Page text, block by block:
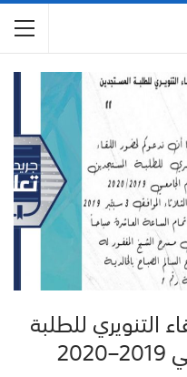
التنويري للطلبة